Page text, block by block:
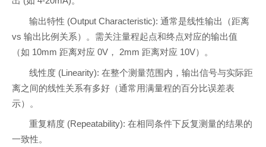
输出特性 (Output Characteristic): 通常是线性输出（距离
vs 输出比例关系）。需关注量程起点和终点对应的输出值
（如 10mm 距离对应 0V， 2mm 距离对应 10V）。
线性度 (Linearity): 在整个测量范围内，输出信号与实际距
离之间的线性关系有多好（通常用满量程的百分比误差表
示）。
重复精度 (Repeatability): 在相同条件下反复测量的结果的
一致性。